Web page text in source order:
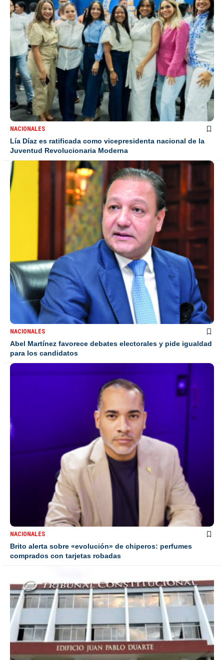
NACIONALES
Lía Díaz es ratificada como vicepresidenta nacional de la
Juventud Revolucionaria Moderna
NACIONALES
Abel Martínez favorece debates electorales y pide igualdad
para los candidatos
NACIONALES
Brito alerta sobre «evolución» de chiperos: perfumes
comprados con tarjetas robadas